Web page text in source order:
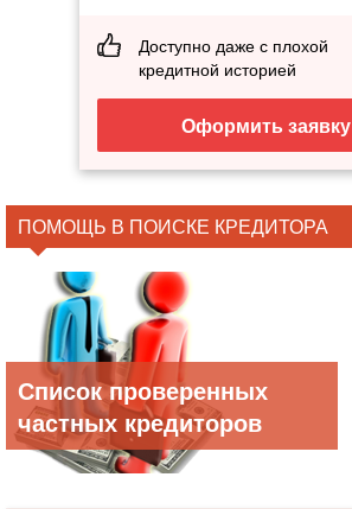
Доступно даже с плохой
кредитной историей
Оформить заявку
ПОМОЩЬ В ПОИСКЕ КРЕДИТОРА
Список проверенных
частных кредиторов